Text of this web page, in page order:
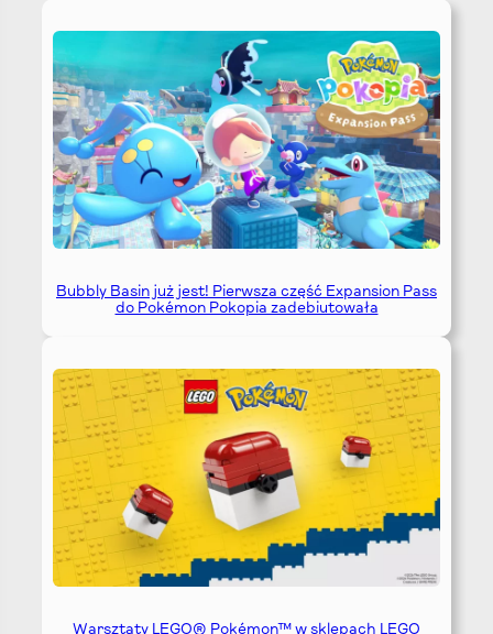
Bubbly Basin już jest! Pierwsza część Expansion Pass
do Pokémon Pokopia zadebiutowała
Warsztaty LEGO® Pokémon™ w sklepach LEGO